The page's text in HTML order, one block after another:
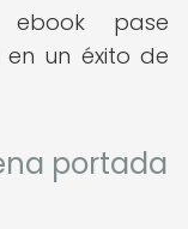
pase
un éxito de
portada